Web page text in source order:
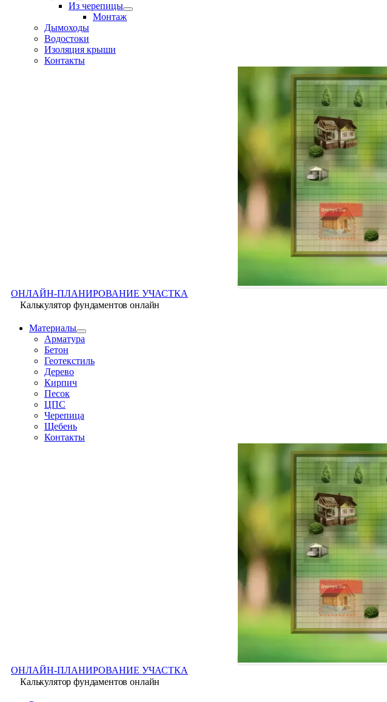
Из черепицы
Монтаж
Дымоходы
Водостоки
Изоляция крыши
Контакты
ОНЛАЙН-ПЛАНИРОВАНИЕ УЧАСТКА
Калькулятор фундаментов онлайн
Материалы
Арматура
Бетон
Геотекстиль
Дерево
Кирпич
Песок
ЦПС
Черепица
Щебень
Контакты
ОНЛАЙН-ПЛАНИРОВАНИЕ УЧАСТКА
Калькулятор фундаментов онлайн